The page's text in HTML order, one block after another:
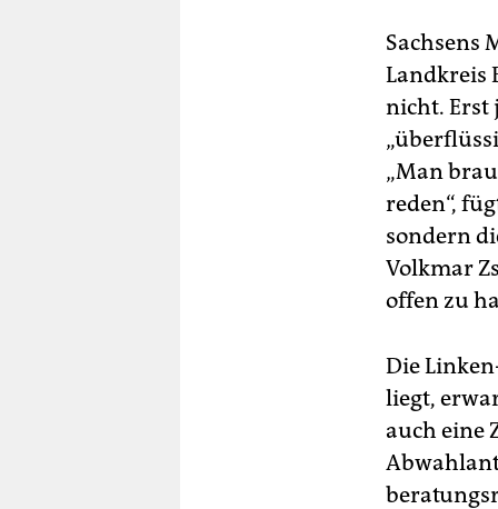
Sachsens
Landkreis
nicht. Erst
„Man
reden“,
sondern
Volkmar
offen zu
Die
liegt,
auch eine